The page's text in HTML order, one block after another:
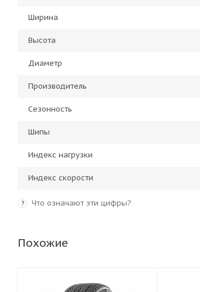
Ширина
Высота
Диаметр
Производитель
Сезонность
Шипы
Индекс нагрузки
Индекс скорости
? Что означают эти цифры?
Похожие